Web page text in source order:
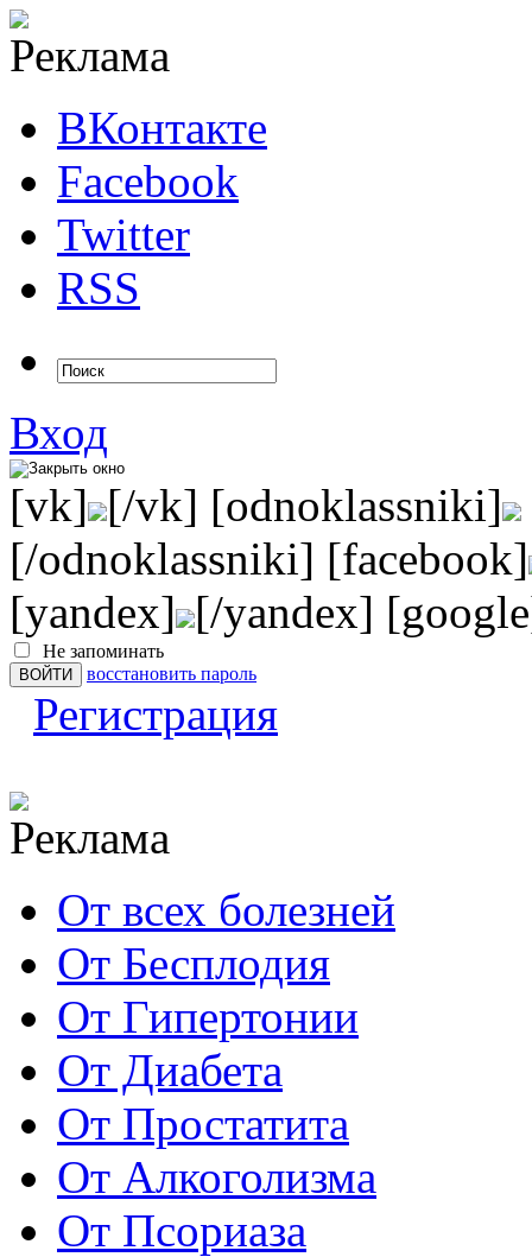
ВКонтакте
Facebook
Twitter
RSS
Вход
[vk] [/vk] [odnoklassniki]
[/odnoklassniki] [facebook]
[yandex] [/yandex]
Не запоминать
восстановить пароль
Регистрация
От всех болезней
От Бесплодия
От Гипертонии
От Диабета
От Простатита
От Алкоголизма
От Псориаза